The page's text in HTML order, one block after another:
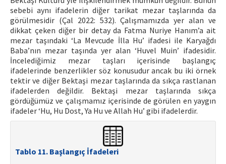
sebebi aynı ifadelerin diğer tarikat mezar taşlarında da
görülmesidir (Çal 2022: 532). Çalışmamızda yer alan ve
dikkat çeken diğer bir detay da Fatma Nuriye Hanım’a ait
mezar taşındaki ‘La Mevcude İlla Hu’ ifadesi ile Karyağdı
Baba’nın mezar taşında yer alan ‘Huvel Muin’ ifadesidir.
İncelediğimiz mezar taşları içerisinde başlangıç
ifadelerinde benzerlikler söz konusudur ancak bu iki örnek
tektir ve diğer Bektaşi mezar taşlarında da sıkça rastlanan
ifadelerden değildir. Bektaşi mezar taşlarında sıkça
gördüğümüz ve çalışmamız içerisinde de görülen en yaygın
ifadeler ‘Hu, Hu Dost, Ya Hu ve Allah Hu’ gibi ifadelerdir.
Tablo 11. Başlangıç İfadeleri